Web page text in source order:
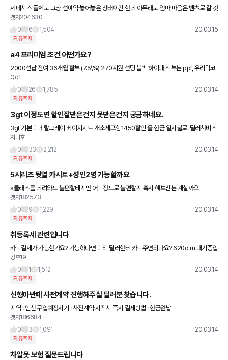
제네시스 풀체도 그냥 선예약 놓어놓은 상태이긴 한데 아무래도 엄마 마음은 벤츠로 갈 것
같네요 ㅋㅋ 프로모션 할인이랑 저희회사 할인 해서 겟차 가격이랑 똑같이 했습니다 ㅋㅋ
4월중에 인수 받을
겟차204630
0
6 1,504 20.03.15
자유주제
a4 프리미엄 조건 어떤가요?
2000선납 잔여 36개월 할부 (7.5\%) 270지원 선팅 블박 하이패스 부분 ppf, 유리막코
Qq1
0
26 1,785 20.03.14
자유주제
3gt 이정도면 할인잘받은건지 못받은건지 궁금하네요.
3gt 기본 미네랄그레이 베이지시트 개소세포함1450할인 올 현금 일시불로. 딜러서비스
썬팅하이패스블박악세사리끝. 잘받은건가요 못받은건가요 걍 평타? 잔금이 19일이라 물
어봅니다.
지니호
0
33 2,212 20.03.14
자유주제
5시리즈 뒷열 카시트+성인2명 가능할까요
s클래스를 데려와도 불편할테지만 어느정도로 불편할지 혹시 해보신분 계실까요
겟차182573
0
9 1,229 20.03.14
자유주제
취등록세 관련입니다
카드결제가 가능한가요? 가능하다면 미리 딜러한테 카드주면되나요? 620d m 대기중입
니다
강호19
0
1 1,512 20.03.14
자유주제
신형아반떼 사전계약 진행해주실 딜러분 찾습니다.
지역 : 인천 구입예정시기 : 사전계약 시작시 즉시 결제방법 : 현금완납
겟차186684
0
3 1,091 20.03.14
자유주제
차알못 보험 질문드립니다